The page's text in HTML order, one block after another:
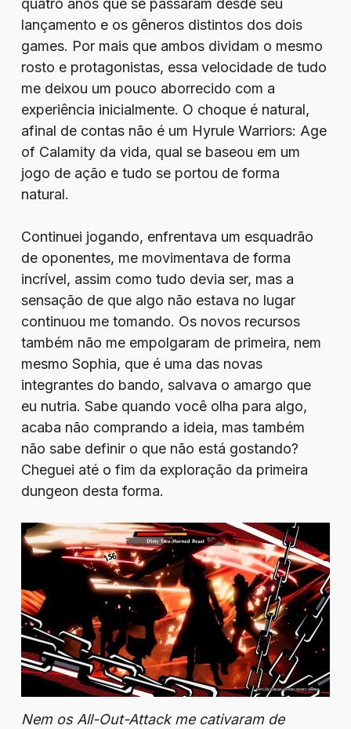
quatro anos que se passaram desde seu
lançamento e os gêneros distintos dos dois
games. Por mais que ambos dividam o mesmo
rosto e protagonistas, essa velocidade de tudo
me deixou um pouco aborrecido com a
experiência inicialmente. O choque é natural,
afinal de contas não é um Hyrule Warriors: Age
of Calamity da vida, qual se baseou em um
jogo de ação e tudo se portou de forma
natural.
Continuei jogando, enfrentava um esquadrão
de oponentes, me movimentava de forma
incrível, assim como tudo devia ser, mas a
sensação de que algo não estava no lugar
continuou me tomando. Os novos recursos
também não me empolgaram de primeira, nem
mesmo Sophia, que é uma das novas
integrantes do bando, salvava o amargo que
eu nutria. Sabe quando você olha para algo,
acaba não comprando a ideia, mas também
não sabe definir o que não está gostando?
Cheguei até o fim da exploração da primeira
dungeon desta forma.
Nem os All-Out-Attack me cativaram de